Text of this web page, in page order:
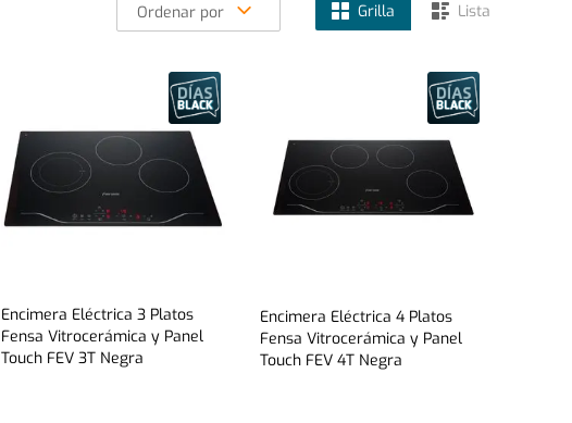
Ordenar por Grilla Lista
Encimera Eléctrica 3 Platos
Fensa Vitrocerámica y Panel
Touch FEV 3T Negra
Encimera Eléctrica 4 Platos
Fensa Vitrocerámica y Panel
Touch FEV 4T Negra